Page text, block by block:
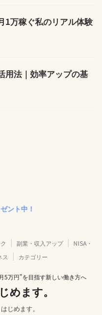
1万稼ぐ私のリアル体験
用法｜効率アップの基
！
副業・収入アップ
NISA・
ス カテゴリー
5万円”を目指す新しい働き方へ
めます。
じめます。